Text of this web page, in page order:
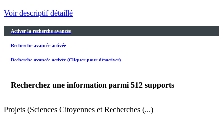
Voir descriptif détaillé
Activer la recherche avancée
Recherche avancée activée
Recherche avancée activée (Cliquer pour désactiver)
Recherchez une information parmi 512 supports
Projets (Sciences Citoyennes et Recherches (...)